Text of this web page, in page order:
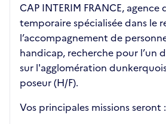
CAP INTERIM FRANCE, agence
temporaire spécialisée dans le
l’accompagnement de
handicap, recherche pour l’un
sur l'agglomération
poseur (H/F).
Vos principales missions seront :